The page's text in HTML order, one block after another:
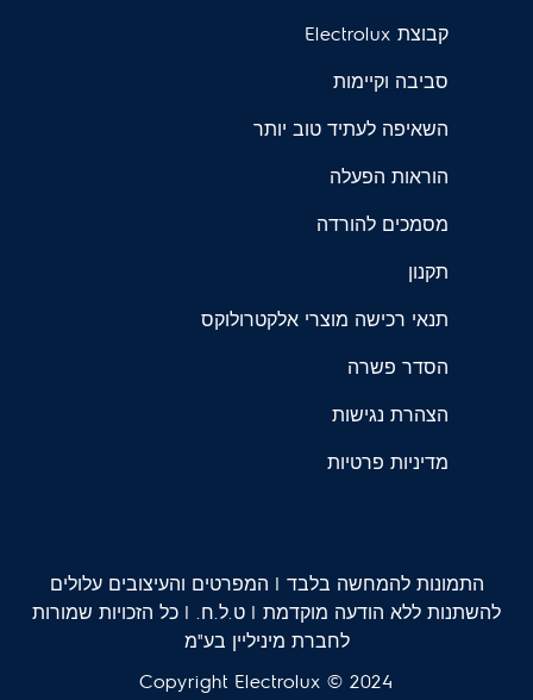
קבוצת Electrolux
סביבה וקיימות
השאיפה לעתיד טוב יותר
הוראות הפעלה
מסמכים להורדה
תקנון
תנאי רכישה מוצרי אלקטרולוקס
הסדר פשרה
הצהרת נגישות
מדיניות פרטיות
התמונות להמחשה בלבד | המפרטים והעיצובים עלולים
להשתנות ללא הודעה מוקדמת | ט.ל.ח. | כל הזכויות שמורות
לחברת מיניליין בע"מ
Copyright Electrolux © 2024